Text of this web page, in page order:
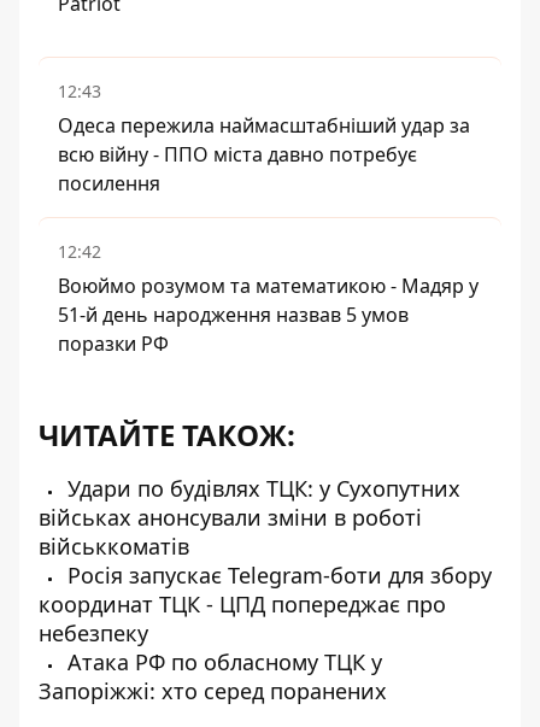
12:43
Одеса пережила наймасштабніший удар за
всю війну - ППО міста давно потребує
посилення
12:42
Воюймо розумом та математикою - Мадяр у
51-й день народження назвав 5 умов
поразки РФ
ЧИТАЙТЕ ТАКОЖ:
Удари по будівлях ТЦК: у Сухопутних
військах анонсували зміни в роботі
військкоматів
Росія запускає Telegram-боти для збору
координат ТЦК - ЦПД попереджає про
небезпеку
Атака РФ по обласному ТЦК у
Запоріжжі: хто серед поранених